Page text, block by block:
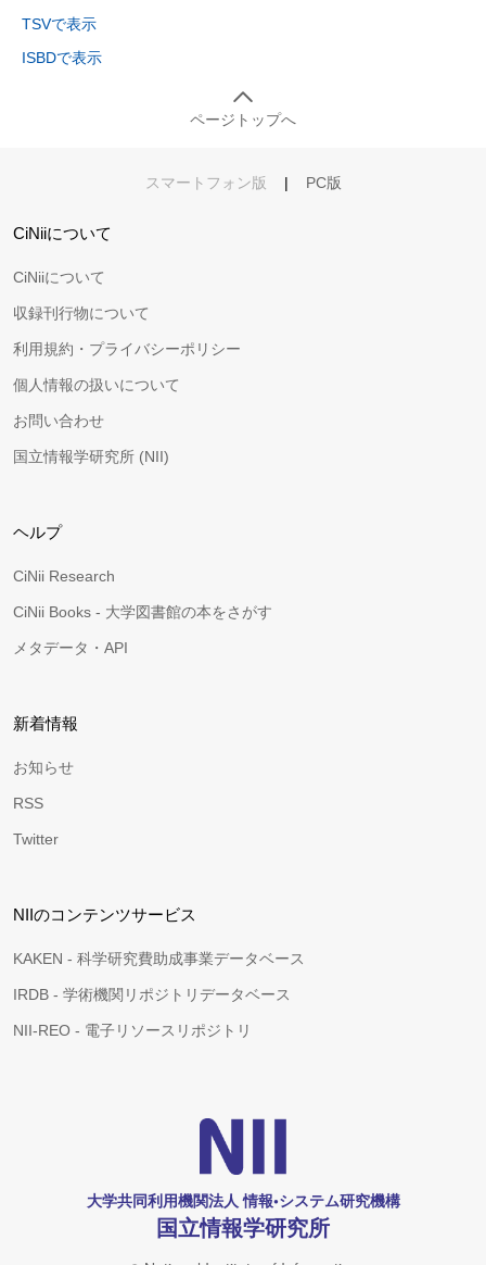
TSVで表示
ISBDで表示
ページトップへ
スマートフォン版 | PC版
CiNiiについて
CiNiiについて
収録刊行物について
利用規約・プライバシーポリシー
個人情報の扱いについて
お問い合わせ
国立情報学研究所 (NII)
ヘルプ
CiNii Research
CiNii Books - 大学図書館の本をさがす
メタデータ・API
新着情報
お知らせ
RSS
Twitter
NIIのコンテンツサービス
KAKEN - 科学研究費助成事業データベース
IRDB - 学術機関リポジトリデータベース
NII-REO - 電子リソースリポジトリ
大学共同利用機関法人 情報•システム研究機構
国立情報学研究所